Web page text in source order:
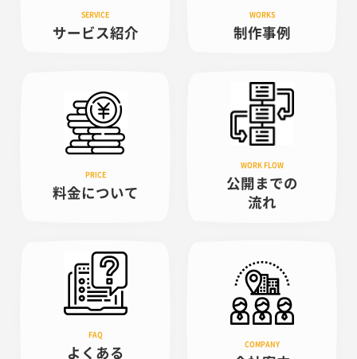
サービス紹介 制作事例
料金について
公開までの
流れ
よくある